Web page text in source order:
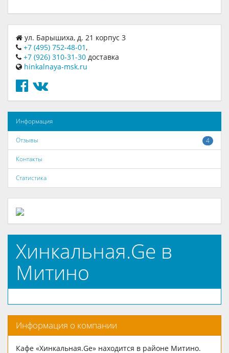
ул. Барышиха, д. 21 корпус 3
+7 (495) 752-48-01,
+7 (926) 310-31-30 доставка
hinkalnaya-msk.ru
Информация
4
Отзывы
Контакты
Статистика
Хинкальная.Ge в
Митино
Информация о компании
Кафе «Хинкальная.Ge» находится в районе Митино.